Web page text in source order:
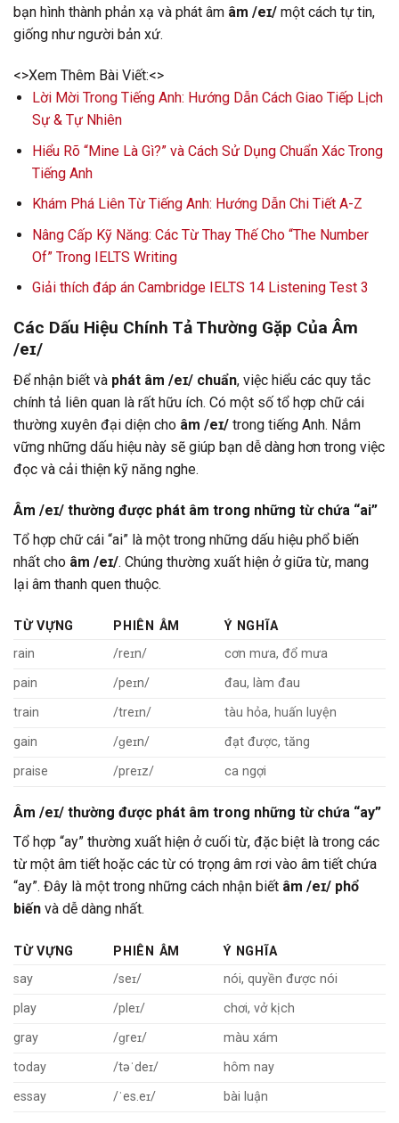
bạn hình thành phản xạ và phát âm âm /eɪ/ một cách tự tin,
giống như người bản xứ.
<>Xem Thêm Bài Viết:<>
Lời Mời Trong Tiếng Anh: Hướng Dẫn Cách Giao Tiếp Lịch
Sự & Tự Nhiên
Hiểu Rõ “Mine Là Gì?” và Cách Sử Dụng Chuẩn Xác Trong
Tiếng Anh
Khám Phá Liên Từ Tiếng Anh: Hướng Dẫn Chi Tiết A-Z
Nâng Cấp Kỹ Năng: Các Từ Thay Thế Cho “The Number
Of” Trong IELTS Writing
Giải thích đáp án Cambridge IELTS 14 Listening Test 3
Các Dấu Hiệu Chính Tả Thường Gặp Của Âm
/eɪ/
Để nhận biết và phát âm /eɪ/ chuẩn, việc hiểu các quy tắc
chính tả liên quan là rất hữu ích. Có một số tổ hợp chữ cái
thường xuyên đại diện cho âm /eɪ/ trong tiếng Anh. Nắm
vững những dấu hiệu này sẽ giúp bạn dễ dàng hơn trong việc
đọc và cải thiện kỹ năng nghe.
Âm /eɪ/ thường được phát âm trong những từ chứa “ai”
Tổ hợp chữ cái “ai” là một trong những dấu hiệu phổ biến
nhất cho âm /eɪ/. Chúng thường xuất hiện ở giữa từ, mang
lại âm thanh quen thuộc.
TỪ VỰNG PHIÊN ÂM
Ý NGHĨA
rain
/reɪn/
cơn mưa, đổ mưa
pain
/peɪn/
đau, làm đau
train
/treɪn/
tàu hỏa, huấn luyện
gain
/ɡeɪn/
đạt được, tăng
praise
/preɪz/ ca ngợi
Âm /eɪ/ thường được phát âm trong những từ chứa “ay”
Tổ hợp “ay” thường xuất hiện ở cuối từ, đặc biệt là trong các
từ một âm tiết hoặc các từ có trọng âm rơi vào âm tiết chứa
“ay”. Đây là một trong những cách nhận biết âm /eɪ/ phổ
biến và dễ dàng nhất.
TỪ VỰNG PHIÊN ÂM
Ý NGHĨA
say
/seɪ/
nói, quyền được nói
play
/pleɪ/
chơi, vở kịch
gray
/ɡreɪ/
màu xám
today
/təˈdeɪ/
hôm nay
essay
/ˈes.eɪ/ bài luận